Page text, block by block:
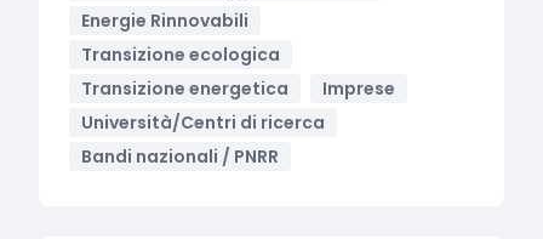
Energie Rinnovabili
Transizione ecologica
Transizione energetica
Imprese
Università/Centri di ricerca
Bandi nazionali / PNRR